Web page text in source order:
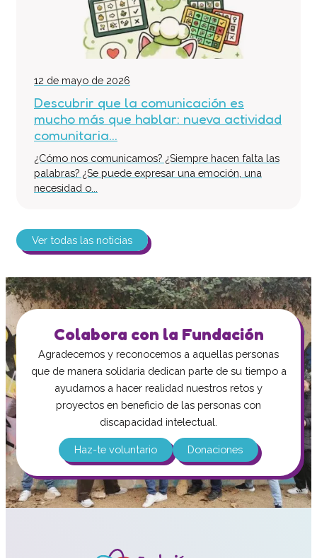
12 de mayo de 2026
Descubrir que la comunicación es
mucho más que hablar: nueva actividad
comunitaria...
¿Cómo nos comunicamos? ¿Siempre hacen falta las
palabras? ¿Se puede expresar una emoción, una
necesidad o...
Ver todas las noticias
Colabora con la Fundación
Agradecemos y reconocemos a aquellas personas
que de manera solidaria dedican parte de su tiempo a
ayudarnos a hacer realidad nuestros retos y
proyectos en beneficio de las personas con
discapacidad intelectual.
Haz-te voluntario Donaciones